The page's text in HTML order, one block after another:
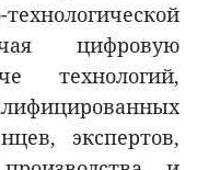
цифровую
технологий,
экспертов,